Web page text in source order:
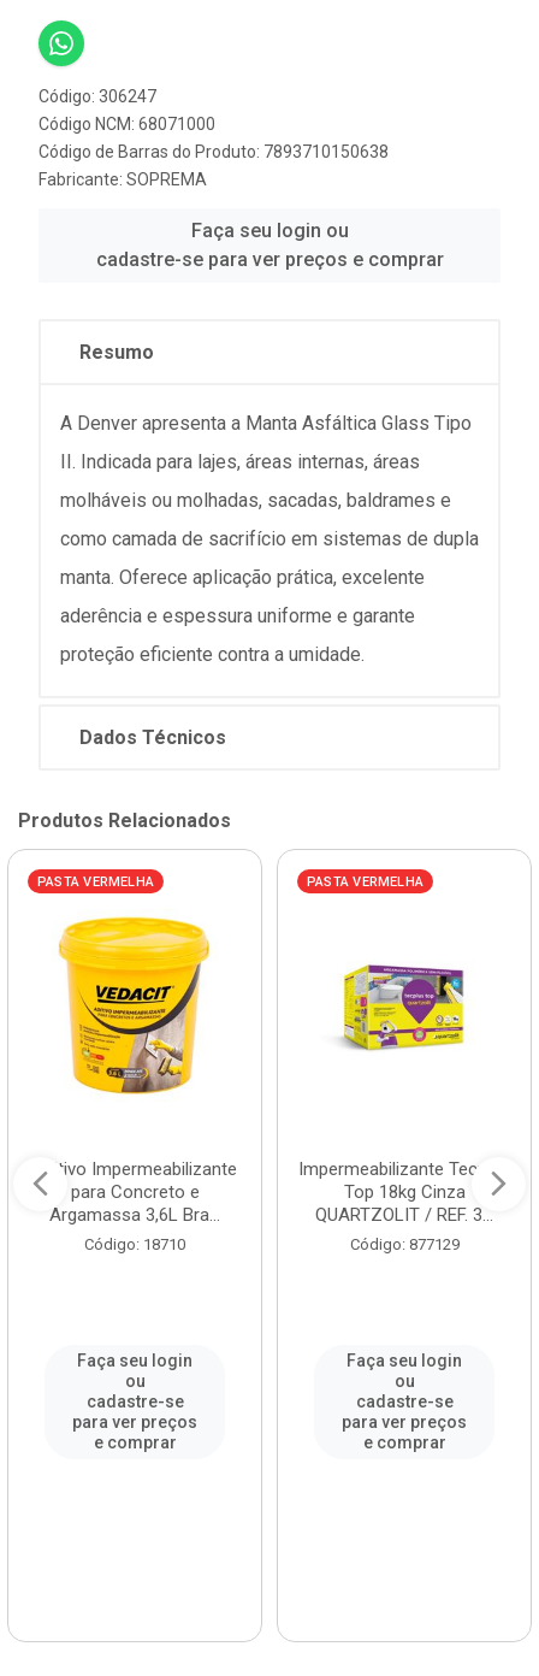
Código: 306247
Código NCM: 68071000
Código de Barras do Produto: 7893710150638
Fabricante: SOPREMA
Faça seu login ou
cadastre-se para ver preços e comprar
Resumo
A Denver apresenta a Manta Asfáltica Glass Tipo
II. Indicada para lajes, áreas internas, áreas
molháveis ou molhadas, sacadas, baldrames e
como camada de sacrifício em sistemas de dupla
manta. Oferece aplicação prática, excelente
aderência e espessura uniforme e garante
proteção eficiente contra a umidade.
Dados Técnicos
Produtos Relacionados
PASTA VERMELHA
Aditivo Impermeabilizante
para Concreto e
Argamassa 3,6L Bra...
Código: 18710
Faça seu login
ou
cadastre-se
para ver preços
e comprar
PASTA VERMELHA
Impermeabilizante Tecplus
Top 18kg Cinza
QUARTZOLIT / REF. 3...
Código: 877129
Faça seu login
ou
cadastre-se
para ver preços
e comprar